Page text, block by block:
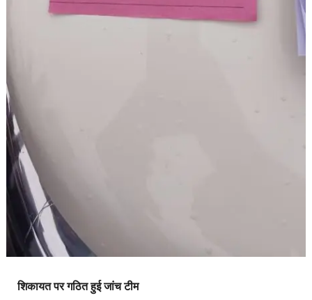
शिकायत पर गठित हुई जांच टीम